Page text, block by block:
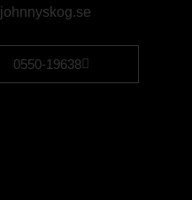
0550-19638